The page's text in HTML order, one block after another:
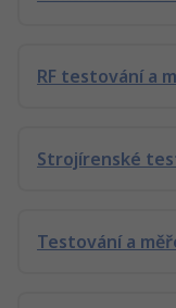
RF testování a
Strojírenské
Testování a